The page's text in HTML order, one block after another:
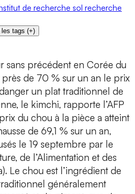
de recherche sol recherche
les tags (+)
sans précédent en Corée du
de 70 % sur un an le prix
un plat traditionnel de
le kimchi, rapporte l’AFP
du chou à la pièce a atteint
de 69,1 % sur un an,
le 19 septembre par le
de l’Alimentation et des
Le chou est l’ingrédient de
généralement